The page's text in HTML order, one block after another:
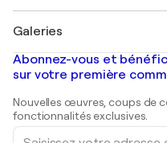
Banksy
Mr. Brainwash
Shepard Fairey
Tableaux abstraits à
Peintures de paysage
Estampes
Peintures acryliques
Galeries
Galeries d'art en France
Galeries d'art en Belgique
Abonnez-vous et
sur votre première
Nouvelles œuvres, coups de
fonctionnalités exclusives.
Saisissez